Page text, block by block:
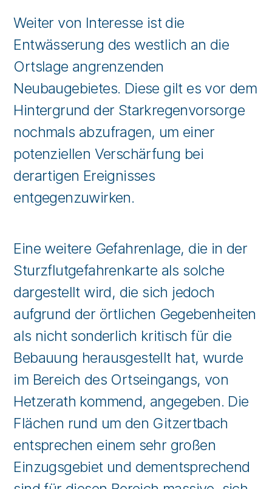
Weiter von Interesse ist die
Entwässerung des westlich an die
Ortslage angrenzenden
Neubaugebietes. Diese gilt es vor dem
Hintergrund der Starkregenvorsorge
nochmals abzufragen, um einer
potenziellen Verschärfung bei
derartigen Ereignisses
entgegenzuwirken.
Eine weitere Gefahrenlage, die in der
Sturzflutgefahrenkarte als solche
dargestellt wird, die sich jedoch
aufgrund der örtlichen Gegebenheiten
als nicht sonderlich kritisch für die
Bebauung herausgestellt hat, wurde
im Bereich des Ortseingangs, von
Hetzerath kommend, angegeben. Die
Flächen rund um den Gitzertbach
entsprechen einem sehr großen
Einzugsgebiet und dementsprechend